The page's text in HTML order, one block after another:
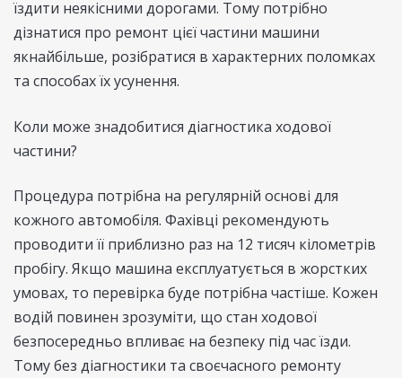
їздити неякісними дорогами. Тому потрібно
дізнатися про ремонт цієї частини машини
якнайбільше, розібратися в характерних поломках
та способах їх усунення.
Коли може знадобитися діагностика ходової
частини?
Процедура потрібна на регулярній основі для
кожного автомобіля. Фахівці рекомендують
проводити її приблизно раз на 12 тисяч кілометрів
пробігу. Якщо машина експлуатується в жорстких
умовах, то перевірка буде потрібна частіше. Кожен
водій повинен зрозуміти, що стан ходової
безпосередньо впливає на безпеку під час їзди.
Тому без діагностики та своєчасного ремонту